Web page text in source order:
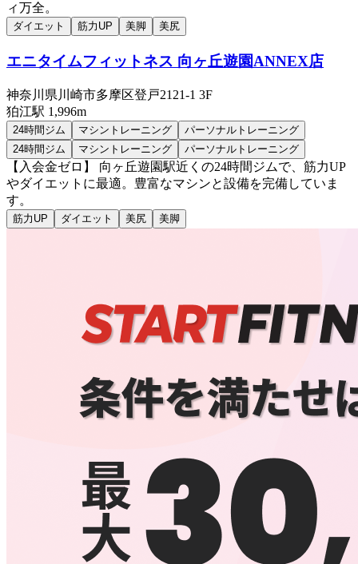
ィ万全。
ダイエット 筋力UP 美脚 美尻
エニタイムフィットネス 向ヶ丘遊園ANNEX店
神奈川県川崎市多摩区登戸2121-1 3F
狛江駅 1,996m
24時間ジム マシントレーニング
パーソナルトレーニング
24時間ジム
マシントレーニング パーソナルトレーニング
【入会金ゼロ】 向ヶ丘遊園駅近くの24時間ジムで、筋力UP
やダイエットに最適。豊富なマシンと設備を完備していま
す。
筋力UP ダイエット 美尻 美脚